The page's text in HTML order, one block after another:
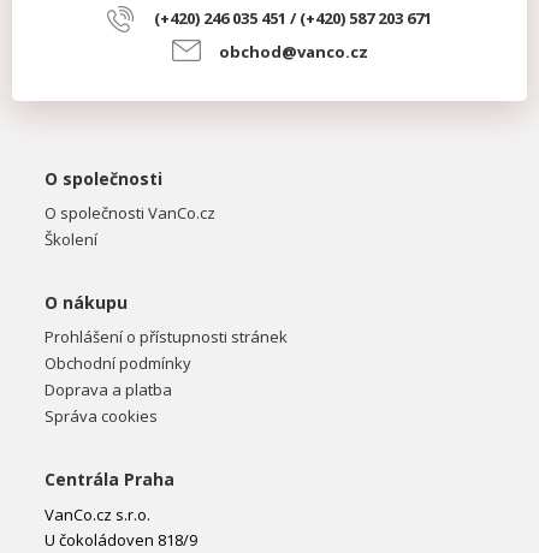
(+420) 246 035 451 / (+420) 587 203 671
obchod@vanco.cz
O společnosti
O společnosti VanCo.cz
Školení
O nákupu
Prohlášení o přístupnosti stránek
Obchodní podmínky
Doprava a platba
Správa cookies
Centrála Praha
VanCo.cz s.r.o.
U čokoládoven 818/9